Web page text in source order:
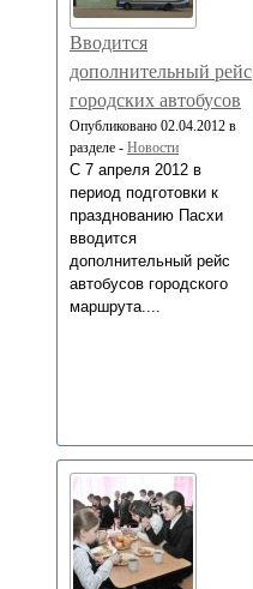
Вводится
дополнительный рейс
городских автобусов
Опубликовано 02.04.2012 в
разделе - Новости
С 7 апреля 2012 в
период подготовки к
празднованию Пасхи
вводится
дополнительный рейс
автобусов городского
маршрута....